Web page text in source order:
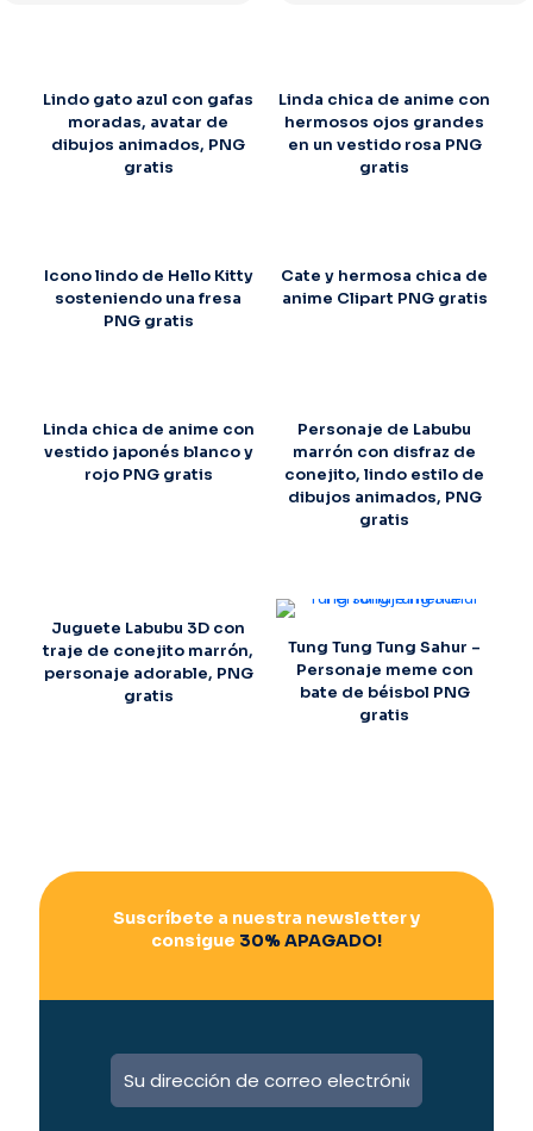
Lindo gato azul con gafas
moradas, avatar de
dibujos animados, PNG
gratis
Linda chica de anime con
hermosos ojos grandes
en un vestido rosa PNG
gratis
Icono lindo de Hello Kitty
sosteniendo una fresa
PNG gratis
Cate y hermosa chica de
anime Clipart PNG gratis
Linda chica de anime con
vestido japonés blanco y
rojo PNG gratis
Personaje de Labubu
marrón con disfraz de
conejito, lindo estilo de
dibujos animados, PNG
gratis
Juguete Labubu 3D con
traje de conejito marrón,
personaje adorable, PNG
gratis
Tung Tung Tung Sahur –
Personaje meme con
bate de béisbol PNG
gratis
Suscríbete a nuestra newsletter y
consigue 30% APAGADO!